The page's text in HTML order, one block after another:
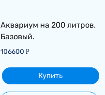
Аквариум на 200 литров.
Базовый.
106600Р
Купить